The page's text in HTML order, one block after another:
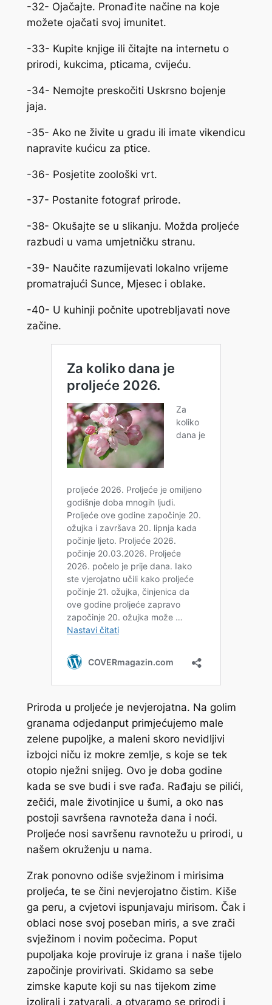
-32- Ojačajte. Pronađite načine na koje
možete ojačati svoj imunitet.
-33- Kupite knjige ili čitajte na internetu o
prirodi, kukcima, pticama, cvijeću.
-34- Nemojte preskočiti Uskrsno bojenje
jaja.
-35- Ako ne živite u gradu ili imate vikendicu
napravite kućicu za ptice.
-36- Posjetite zoološki vrt.
-37- Postanite fotograf prirode.
-38- Okušajte se u slikanju. Možda proljeće
razbudi u vama umjetničku stranu.
-39- Naučite razumijevati lokalno vrijeme
promatrajući Sunce, Mjesec i oblake.
-40- U kuhinji počnite upotrebljavati nove
začine.
Priroda u proljeće je nevjerojatna. Na golim
granama odjedanput primjećujemo male
zelene pupoljke, a maleni skoro nevidljivi
izbojci niču iz mokre zemlje, s koje se tek
otopio nježni snijeg. Ovo je doba godine
kada se sve budi i sve rađa. Rađaju se pilići,
zečići, male životinjice u šumi, a oko nas
postoji savršena ravnoteža dana i noći.
Proljeće nosi savršenu ravnotežu u prirodi, u
našem okruženju u nama.
Zrak ponovno odiše svježinom i mirisima
proljeća, te se čini nevjerojatno čistim. Kiše
ga peru, a cvjetovi ispunjavaju mirisom. Čak i
oblaci nose svoj poseban miris, a sve zrači
svježinom i novim počecima. Poput
pupoljaka koje proviruje iz grana i naše tijelo
započinje provirivati. Skidamo sa sebe
zimske kapute koji su nas tijekom zime
izolirali i zatvarali, a otvaramo se prirodi i